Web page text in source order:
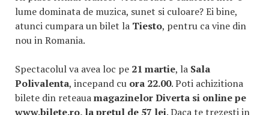
lume dominata de muzica, sunet si culoare? Ei bine,
atunci cumpara un bilet la Tiesto, pentru ca vine din
nou in Romania.
Spectacolul va avea loc pe 21 martie, la Sala
Polivalenta, incepand cu ora 22.00. Poti achizitiona
bilete din reteauamagazinelor Diverta si online pe
www.bilete.ro, la pretul de 57 lei. Daca te trezesti in